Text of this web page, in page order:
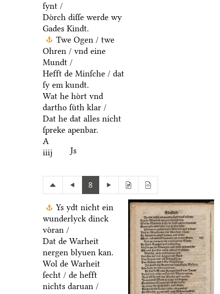
ſynt /
Doͤrch diſſe werde wy
Gades Kindt.
Twe Ogen / twe
Ohren / vnd eine
Mundt /
Hefft de Minſche / dat
ſy em kundt.
Wat he hoͤrt vnd
dartho ſuͤth klar /
Dat he dat alles nicht
ſpreke apenbar.
A
iiij
Js
8
Ys ydt nicht ein
wunderlyck dinck
voͤran /
Dat de Warheit
nergen blyuen kan.
Wol de Warheit
ſecht / de hefft
nichts daruan /